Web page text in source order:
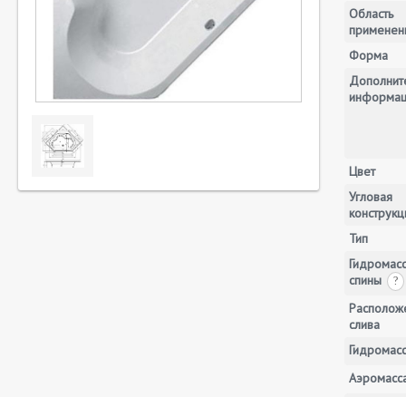
Область
Форма
Цвет
Угловая
Тип
спины
?
слива